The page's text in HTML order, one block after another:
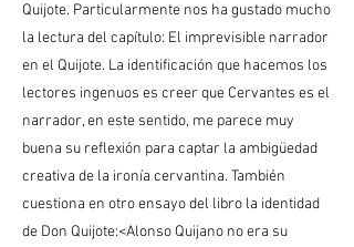
Quijote. Particularmente nos ha gustado mucho
la lectura del capítulo: El imprevisible narrador
en el Quijote. La identificación que hacemos los
lectores ingenuos es creer que Cervantes es el
narrador, en este sentido, me parece muy
buena su reflexión para captar la ambigüedad
creativa de la ironía cervantina. También
cuestiona en otro ensayo del libro la identidad
de Don Quijote:<Alonso Quijano no era su